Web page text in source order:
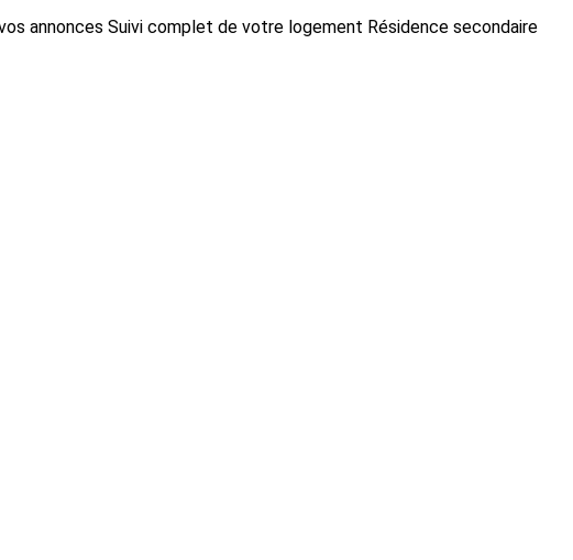
annonces Suivi complet de votre logement Résidence secondaire